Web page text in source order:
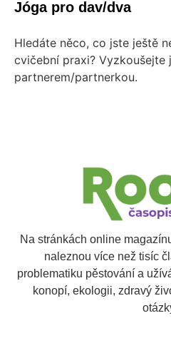
Jóga pro dav/dva
Hledáte něco, co jste ještě
cvičební praxi? Vyzkoušejte
partnerem/partnerkou.
Na stránkách online
naleznou více než tisíc
problematiku pěstování a
konopí, ekologii, zdravý